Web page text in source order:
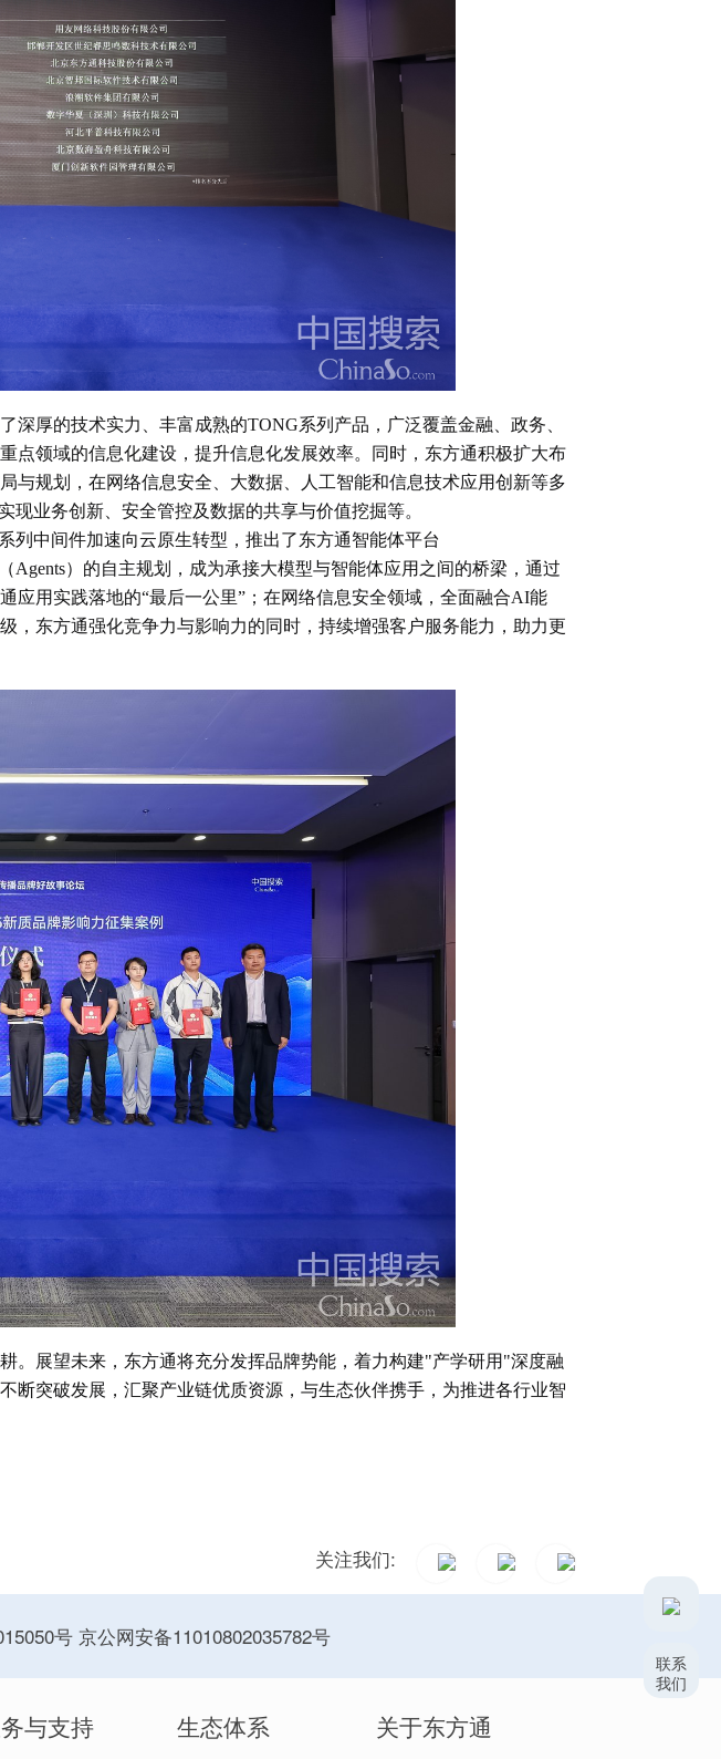
厚的技术实力、丰富成熟的TONG系列产品，广泛覆盖金融、政务、
点领域的信息化建设，提升信息化发展效率。同时，东方通积极扩大布
与规划，在网络信息安全、大数据、人工智能和信息技术应用创新等多
业务创新、安全管控及数据的共享与价值挖掘等。
列中间件加速向云原生转型，推出了东方通智能体平台
Agents）的自主规划，成为承接大模型与智能体应用之间的桥梁，通过
应用实践落地的“最后一公里”；在网络信息安全领域，全面融合AI能
，东方通强化竞争力与影响力的同时，持续增强客户服务能力，助力更
。展望未来，东方通将充分发挥品牌势能，着力构建"产学研用"深度融
断突破发展，汇聚产业链优质资源，与生态伙伴携手，为推进各行业智
联系
我们
关注我们:
号 京公网安备11010802035782号
与支持 生态体系 关于东方通